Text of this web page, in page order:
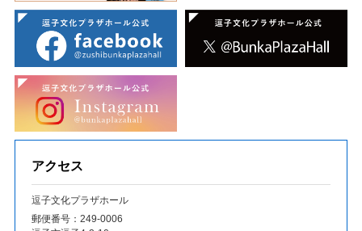
アクセス
逗子文化プラザホール
郵便番号：249‐0006